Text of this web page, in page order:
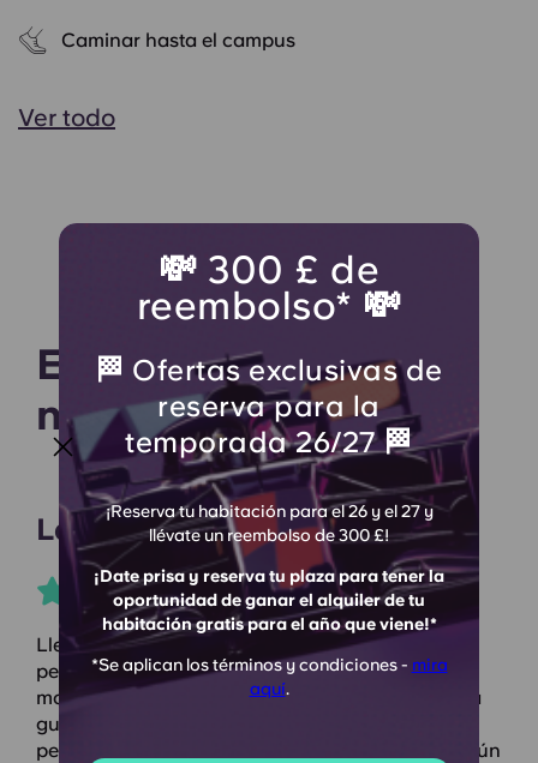
💸 300 £ de
reembolso* 💸
🏁 Ofertas exclusivas de
reserva para la
temporada 26/27 🏁
¡Reserva tu habitación para el 26 y el 27 y
llévate un reembolso de 300 £!
¡Date prisa y reserva tu plaza para tener la
oportunidad de ganar el alquiler de tu
habitación gratis para el año que viene!*
*Se aplican los términos y condiciones - mira
aquí.
Caminar hasta el campus
Ver todo
Escucha lo que dicen
nuestros residentes
Lauren H
Llevo un año viviendo aquí y me encanta. El
personal es muy amable, las habitaciones son
modernas, hay wifi rápido y mucho espacio para
guardar cosas. Además, suelen organizar
pequeños eventos. Eso hace que vivir aquí sea aún